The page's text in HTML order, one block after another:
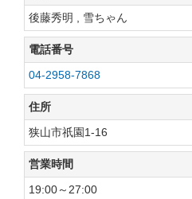
後藤秀明 , 雪ちゃん
電話番号
04-2958-7868
住所
狭山市祇園1-16
営業時間
19:00～27:00